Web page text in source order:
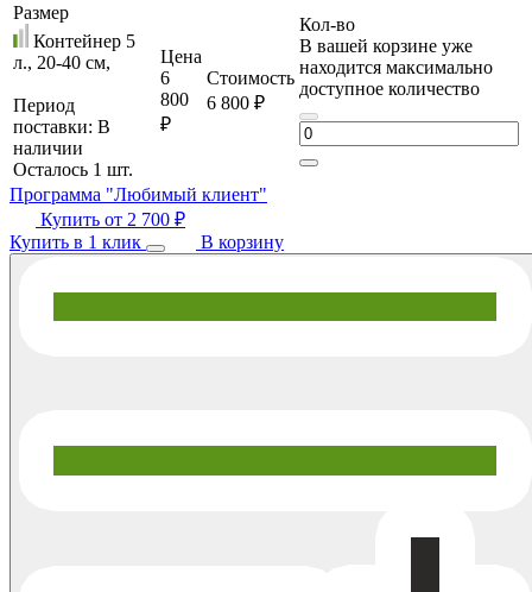
Размер
Контейнер 5
л., 20-40 cм,
Период
поставки: В
наличии
Осталось 1 шт.
Цена
6
800
₽
Стоимость
6 800 ₽
Кол-во
В вашей корзине уже
находится максимально
доступное количество
Программа "Любимый клиент"
Купить от 2 700 ₽
Купить в 1 клик
В корзину